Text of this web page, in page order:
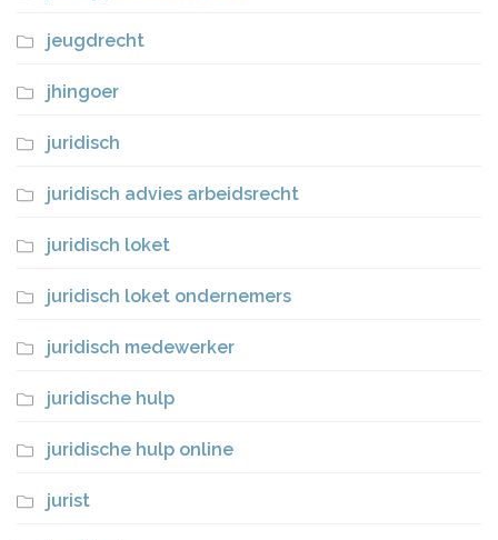
jeugdrecht
jhingoer
juridisch
juridisch advies arbeidsrecht
juridisch loket
juridisch loket ondernemers
juridisch medewerker
juridische hulp
juridische hulp online
jurist